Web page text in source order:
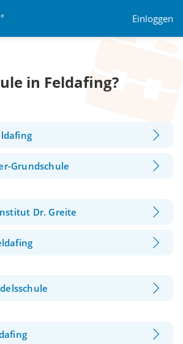
Einloggen
in Feldafing?
Grundschule
Dr. Greite